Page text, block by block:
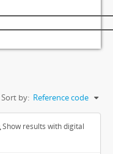
Sort by: Reference code
Show results with digital